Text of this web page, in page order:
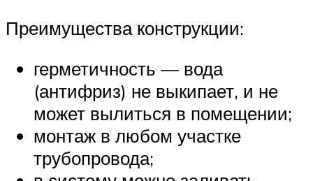
Преимущества конструкции:
герметичность — вода
(антифриз) не выкипает, и не
может вылиться в помещении;
монтаж в любом участке
трубопровода;